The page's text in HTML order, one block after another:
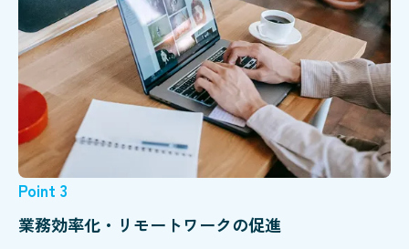
Point 3
業務効率化・リモートワークの促進